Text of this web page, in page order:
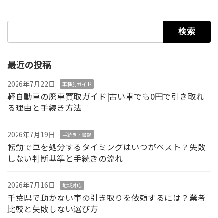
最近の投稿
2026年7月22日 車種別ガイド
軽自動車の廃車買取ガイド|古い車でも0円で引き取れ
る理由と手続き方法
2026年7月19日 手続き・書類
転勤で車を処分するタイミングはいつがベスト？失敗
しない判断基準と手続きの流れ
2026年7月16日 地域対応
千葉県で動かない車の引き取りを依頼するには？業者
比較と失敗しない選び方